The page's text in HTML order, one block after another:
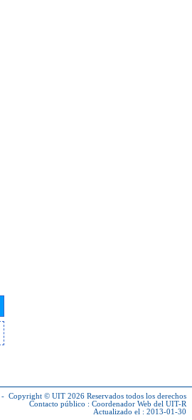
- Copyright © UIT 2026 Reservados todos los derechos
Contacto público : Coordenador Web del UIT-R
Actualizado el : 2013-01-30